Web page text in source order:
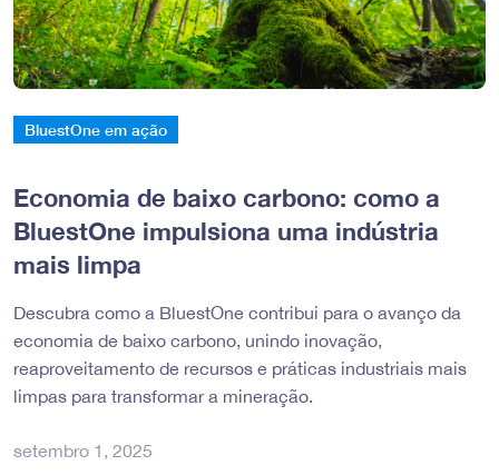
BluestOne em ação
Economia de baixo carbono: como a
BluestOne impulsiona uma indústria
mais limpa
Descubra como a BluestOne contribui para o avanço da
economia de baixo carbono, unindo inovação,
reaproveitamento de recursos e práticas industriais mais
limpas para transformar a mineração.
setembro 1, 2025